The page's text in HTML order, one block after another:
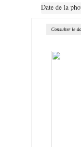
Date de la
Consulter le